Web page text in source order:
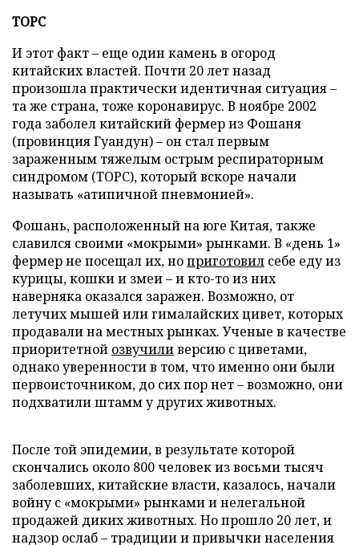
ТОРС
И этот факт – еще один камень в огород
китайских властей. Почти 20 лет назад
произошла практически идентичная ситуация –
та же страна, тоже коронавирус. В ноябре 2002
года заболел китайский фермер из Фошаня
(провинция Гуандун) – он стал первым
зараженным тяжелым острым респираторным
синдромом (ТОРС), который вскоре начали
называть «атипичной пневмонией».
Фошань, расположенный на юге Китая, также
славился своими «мокрыми» рынками. В «день 1»
фермер не посещал их, ноприготовил себе еду из
курицы, кошки и змеи – и кто-то из них
наверняка оказался заражен. Возможно, от
летучих мышей или гималайских цивет, которых
продавали на местных рынках. Ученые в качестве
приоритетной озвучиливерсию с циветами,
однако уверенности в том, что именно они были
первоисточником, до сих пор нет – возможно, они
подхватили штамм у других животных.
После той эпидемии, в результате которой
скончались около 800 человек из восьми тысяч
заболевших, китайские власти, казалось, начали
войну с «мокрыми» рынками и нелегальной
продажей диких животных. Но прошло 20 лет, и
надзор ослаб – традиции и привычки населения